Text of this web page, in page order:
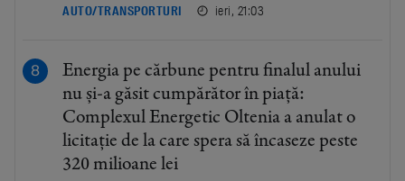
AUTO/TRANSPORTURI ieri, 21:03
Energia pe cărbune pentru finalul anului
nu și-a găsit cumpărător în piață:
Complexul Energetic Oltenia a anulat o
licitație de la care spera să încaseze peste
320 milioane lei